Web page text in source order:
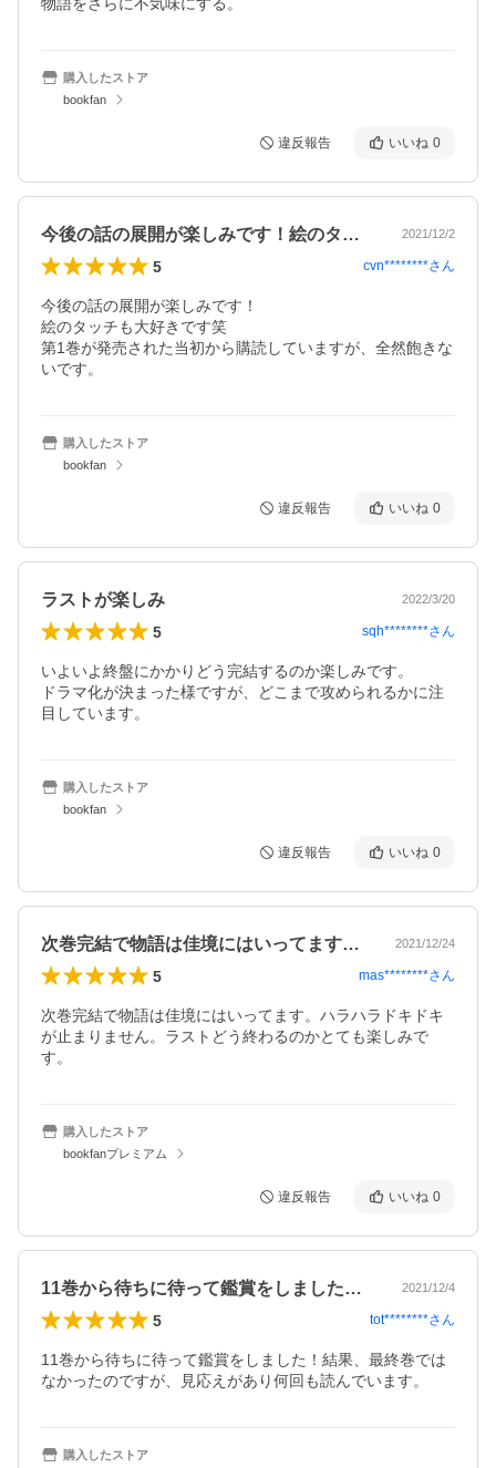
購入したストア
bookfan
違反報告 いいね 0
今後の話の展開が楽しみです！絵のタッチ… 2021/12/2
5 cvn********さん
今後の話の展開が楽しみです！
絵のタッチも大好きです笑
第1巻が発売された当初から購読していますが、全然飽きな
いです。
購入したストア
bookfan
違反報告 いいね 0
ラストが楽しみ 2022/3/20
5 sqh********さん
いよいよ終盤にかかりどう完結するのか楽しみです。
ドラマ化が決まった様ですが、どこまで攻められるかに注
目しています。
購入したストア
bookfan
違反報告 いいね 0
次巻完結で物語は佳境にはいってます。ハ… 2021/12/24
5 mas********さん
次巻完結で物語は佳境にはいってます。ハラハラドキドキ
が止まりません。ラストどう終わるのかとても楽しみで
す。
購入したストア
bookfanプレミアム
違反報告 いいね 0
11巻から待ちに待って鑑賞をしました！… 2021/12/4
5 tot********さん
11巻から待ちに待って鑑賞をしました！結果、最終巻では
なかったのですが、見応えがあり何回も読んでいます。
購入したストア